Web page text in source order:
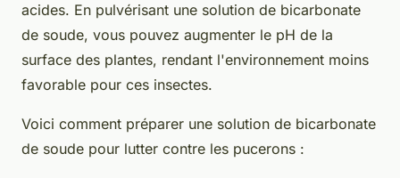
acides. En pulvérisant une solution de bicarbonate
de soude, vous pouvez augmenter le pH de la
surface des plantes, rendant l'environnement moins
favorable pour ces insectes.
Voici comment préparer une solution de bicarbonate
de soude pour lutter contre les pucerons :